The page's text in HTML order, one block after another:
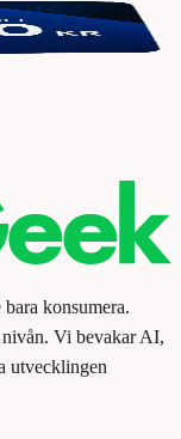
giveaway för
konsumera.
Vi bevakar AI,
utvecklingen